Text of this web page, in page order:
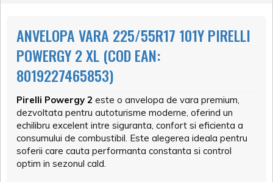
ANVELOPA VARA 225/55R17 101Y PIRELLI
POWERGY 2 XL (COD EAN:
8019227465853)
Pirelli Powergy 2 este o anvelopa de vara premium,
dezvoltata pentru autoturisme moderne, oferind un
echilibru excelent intre siguranta, confort si eficienta a
consumului de combustibil. Este alegerea ideala pentru
soferii care cauta performanta constanta si control
optim in sezonul cald.